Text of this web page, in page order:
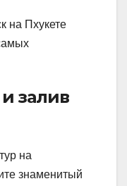
на Пхукете
залив
на
знаменитый